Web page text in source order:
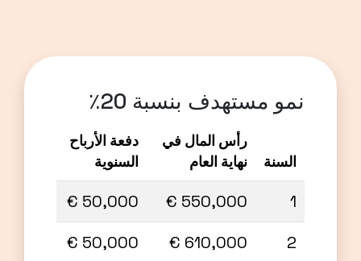
نمو مستهدف بنسبة 20٪
السنة
رأس المال في
نهاية العام
دفعة الأرباح
السنوية
1
550,000 €
50,000 €
2
610,000 €
50,000 €